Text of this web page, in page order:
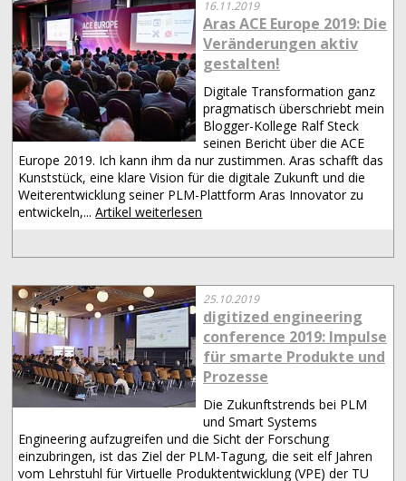
16.11.2019
Aras ACE Europe 2019: Die
Veränderungen aktiv
gestalten!
Digitale Transformation ganz
pragmatisch überschriebt mein
Blogger-Kollege Ralf Steck
seinen Bericht über die ACE
Europe 2019. Ich kann ihm da nur zustimmen. Aras schafft das
Kunststück, eine klare Vision für die digitale Zukunft und die
Weiterentwicklung seiner PLM-Plattform Aras Innovator zu
entwickeln,...Artikel weiterlesen
25.10.2019
digitized engineering
conference 2019: Impulse
für smarte Produkte und
Prozesse
Die Zukunftstrends bei PLM
und Smart Systems
Engineering aufzugreifen und die Sicht der Forschung
einzubringen, ist das Ziel der PLM-Tagung, die seit elf Jahren
vom Lehrstuhl für Virtuelle Produktentwicklung (VPE) der TU